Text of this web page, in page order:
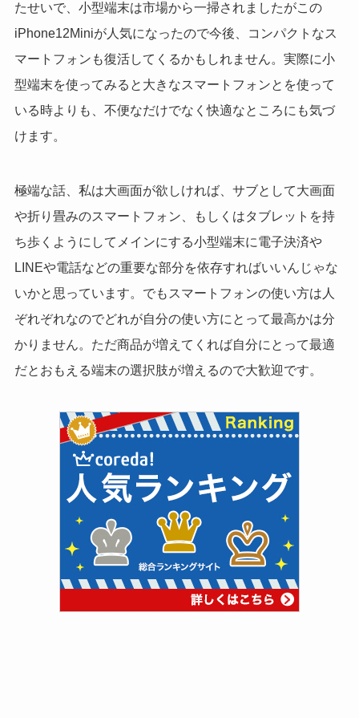
たせいで、小型端末は市場から一掃されましたがこの
iPhone12Miniが人気になったので今後、コンパクトなス
マートフォンも復活してくるかもしれません。実際に小
型端末を使ってみると大きなスマートフォンとを使って
いる時よりも、不便なだけでなく快適なところにも気づ
けます。
極端な話、私は大画面が欲しければ、サブとして大画面
や折り畳みのスマートフォン、もしくはタブレットを持
ち歩くようにしてメインにする小型端末に電子決済や
LINEや電話などの重要な部分を依存すればいいんじゃな
いかと思っています。でもスマートフォンの使い方は人
ぞれぞれなのでどれが自分の使い方にとって最高かは分
かりません。ただ商品が増えてくれば自分にとって最適
だとおもえる端末の選択肢が増えるので大歓迎です。